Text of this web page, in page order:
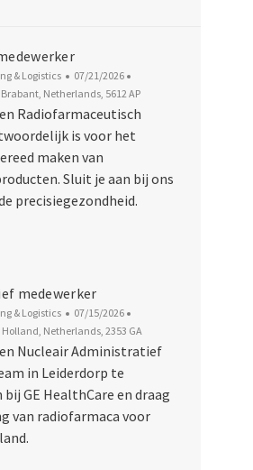
& Logistics Posted Date
07/21/2026
Netherlands, 5612 AP
Radiofarmaceutisch
is voor het
maken van
Sluit je aan bij ons
precisiegezondheid.
medewerker
medewerker
& Logistics Posted Date
07/15/2026
Netherlands, 2353 GA
Nucleair Administratief
in Leiderdorp te
GE HealthCare en draag
van radiofarmaca voor